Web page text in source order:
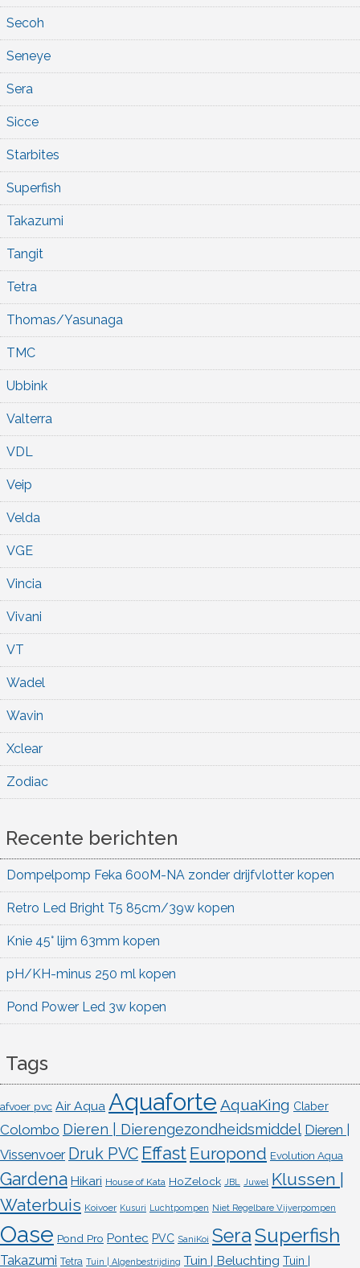
Secoh
Seneye
Sera
Sicce
Starbites
Superfish
Takazumi
Tangit
Tetra
Thomas/Yasunaga
TMC
Ubbink
Valterra
VDL
Veip
Velda
VGE
Vincia
Vivani
VT
Wadel
Wavin
Xclear
Zodiac
Recente berichten
Dompelpomp Feka 600M-NA zonder drijfvlotter kopen
Retro Led Bright T5 85cm/39w kopen
Knie 45° lijm 63mm kopen
pH/KH-minus 250 ml kopen
Pond Power Led 3w kopen
Tags
afvoer pvc Air Aqua Aquaforte AquaKing Claber
Colombo Dieren | Dierengezondheidsmiddel Dieren |
Vissenvoer Druk PVC Effast Europond Evolution Aqua
Gardena Hikari House of Kata HoZelock JBL Juwel Klussen |
Waterbuis Koivoer Kusuri Luchtpompen Niet Regelbare Vijverpompen
Oase Pond Pro Pontec PVC SaniKoi SeraSuperfish
Takazumi Tetra Tuin | Algenbestrijding Tuin | Beluchting Tuin |